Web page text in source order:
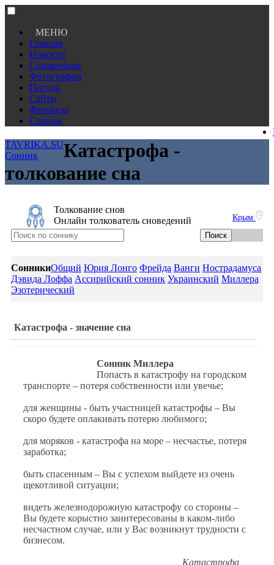
МЕНЮ
Главная
Новости
Справочник
Фотографии
Погода
Сайты
Финансы
Сонник
TAVRIKA.SU
Сонник
Катастрофа -
толкование сна
Крым
Толкование снов
Онлайн толкователь сноведений
СонникиОбщий Юрия Лонго Фрейда Ванги Нострадамуса
Дэвида Лоффа Ассирийский сонник Украинский Миллера
Эзотерический
Катастрофа - значение сна
Сонник Миллера
Попасть в катастрофу на городском
транспорте – потеря собственности или увечье;
для женщины - быть участницей катастрофы – Вы
скоро будете оплакивать потерю любимого;
для моряков - катастрофа на море – несчастье, потеря
заработка;
быть спасенным – Вы с успехом выйдете из очень
щекотливой ситуации;
видеть железнодорожную катастрофу со стороны –
Вы будете корыстно заинтересованы в каком-либо
несчастном случае, или у Вас возникнут трудности с
бизнесом.
Катастрофа